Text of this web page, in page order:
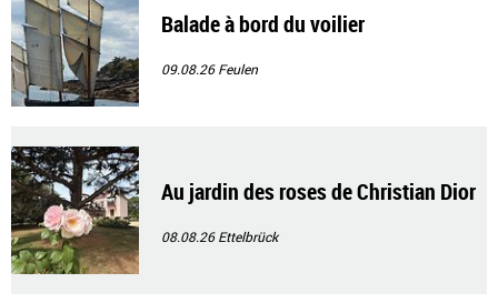
Balade à bord du voilier
09.08.26Feulen
Au jardin des roses de Christian Dior
08.08.26Ettelbrück